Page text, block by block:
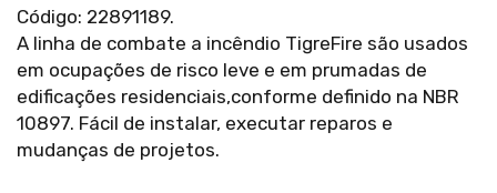
Código: 22891189.
A linha de combate a incêndio TigreFire são usados
em ocupações de risco leve e em prumadas de
edificações residenciais,conforme definido na NBR
10897. Fácil de instalar, executar reparos e
mudanças de projetos.